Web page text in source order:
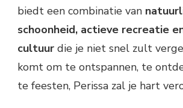
biedt een combinatie van
schoonheid, actieve recreatie
cultuur die je niet snel zult
komt om te ontspannen, te
te feesten, Perissa zal je hart